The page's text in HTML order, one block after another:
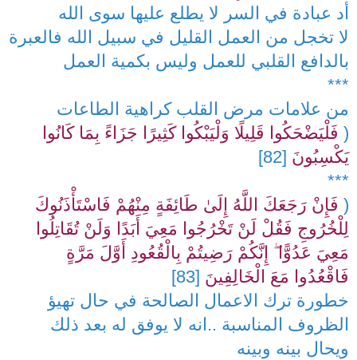
أد عبادة في السر لا يطلع عليها سوى الله
لا تخجل من العمل القليل في سبيل الله فالعبرة
بالدافع القلبي للعمل وليس بكمية العمل
***
من علامات مرض القلب كراهية الطاعات
( فَلْيَضْحَكُوا قَلِيلًا وَلْيَبْكُوا كَثِيرًا جَزَاءً بِمَا كَانُوا
يَكْسِبُونَ [82]
***
( فَإِنْ رَجَعَكَ اللَّهُ إِلَىٰ طَائِفَةٍ مِنْهُمْ فَاسْتَأْذَنُوكَ
لِلْخُرُوجِ فَقُلْ لَنْ تَخْرُجُوا مَعِيَ أَبَدًا وَلَنْ تُقَاتِلُوا
مَعِيَ عَدُوًّا ۖ إِنَّكُمْ رَضِيتُمْ بِالْقُعُودِ أَوَّلَ مَرَّةٍ
فَاقْعُدُوا مَعَ الْخَالِفِينَ [83]
خطورة ترك الاعمال الصالحة في حال تهيؤ
الظروف المناسبة ..انه لا يوفق له بعد ذلك
ويحال بينه وبينه